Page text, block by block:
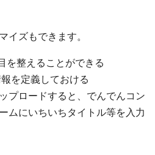
イズもできます。
を整えることができる
を定義しておける
プロードすると、でんでんコン
ムにいちいちタイトル等を入力